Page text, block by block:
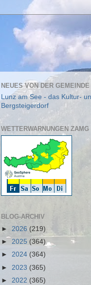
NEUES VON DER GEMEINDE
Lunz am See - das Kultur-
Bergsteigerdorf
WETTERWARNUNGEN ZAMG
BLOG-ARCHIV
► 2026 (219)
► 2025 (364)
► 2024 (364)
► 2023 (365)
► 2022 (365)